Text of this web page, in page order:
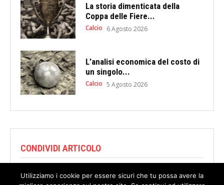
La storia dimenticata della
Coppa delle Fiere...
Calcio 6 Agosto 2026
L’analisi economica del costo di
un singolo...
Calcio 5 Agosto 2026
CONDIVIDI ARTICOLO
Utilizziamo i cookie per essere sicuri che tu possa avere la